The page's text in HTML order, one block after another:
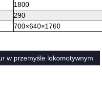
1800
290
700×640×1760
w przemyśle lokomotywnym